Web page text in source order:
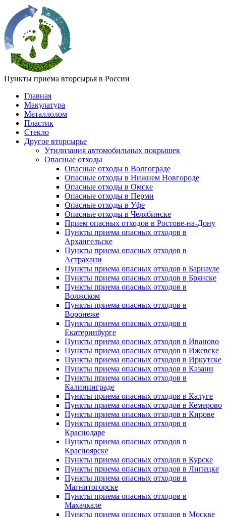
Пункты приема вторсырья в России
Главная
Макулатура
Металлолом
Пластик
Стекло
Другое вторсырье
Утилизация автомобильных покрышек
Опасные отходы
Опасные отходы в Волгограде
Опасные отходы в Нижнем Новгороде
Опасные отходы в Омске
Опасные отходы в Перми
Опасные отходы в Уфе
Опасные отходы в Челябинске
Прием опасных отходов в Ростове-на-Дону
Пункты приема опасных отходов в
Архангельске
Пункты приема опасных отходов в
Астрахани
Пункты приема опасных отходов в Барнауле
Пункты приема опасных отходов в Брянске
Пункты приема опасных отходов в
Волжском
Пункты приема опасных отходов в
Воронеже
Пункты приема опасных отходов в
Екатеринбурге
Пункты приема опасных отходов в Иваново
Пункты приема опасных отходов в Ижевске
Пункты приема опасных отходов в Иркутске
Пункты приема опасных отходов в Казани
Пункты приема опасных отходов в
Калининграде
Пункты приема опасных отходов в Калуге
Пункты приема опасных отходов в Кемерово
Пункты приема опасных отходов в Кирове
Пункты приема опасных отходов в
Краснодаре
Пункты приема опасных отходов в
Красноярске
Пункты приема опасных отходов в Курске
Пункты приема опасных отходов в Липецке
Пункты приема опасных отходов в
Магнитогорске
Пункты приема опасных отходов в
Махачкале
Пункты приема опасных отходов в Москве